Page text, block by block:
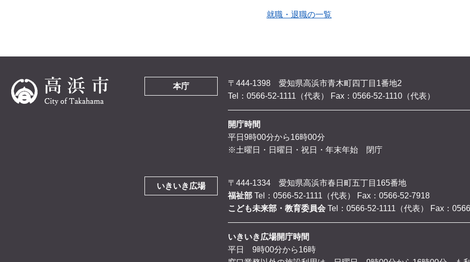
就職・退職の一覧
本庁
〒444-1398 愛知県高浜市青木町四丁目1番地2
Tel：0566-52-1111（代表）
Fax：0566-52-1110（代表）
開庁時間
平日9時00分から16時00分
※土曜日・日曜日・祝日・年末年始 閉庁
いきいき広場
〒444-1334 愛知県高浜市春日町五丁目165番地
福祉部 Tel：0566-52-1111（代表）
Fax：0566-52-7918
こども未来部・教育委員会 Tel：0566-52-1111（代表） Fax：
いきいき広場開庁時間
平日 9時00分から16時